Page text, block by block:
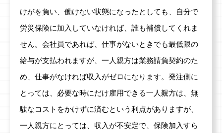
けがを負い、働けない状態になったとしても、自分で
労災保険に加入していなければ、誰も補償してくれま
せん。会社員であれば、仕事がないときでも最低限の
給与が支払われますが、一人親方は業務請負契約のた
め、仕事がなければ収入がゼロになります。発注側に
とっては、必要な時にだけ雇用できる一人親方は、無
駄なコストをかけずに済むという利点がありますが、
一人親方にとっては、収入が不安定で、保険加入すら